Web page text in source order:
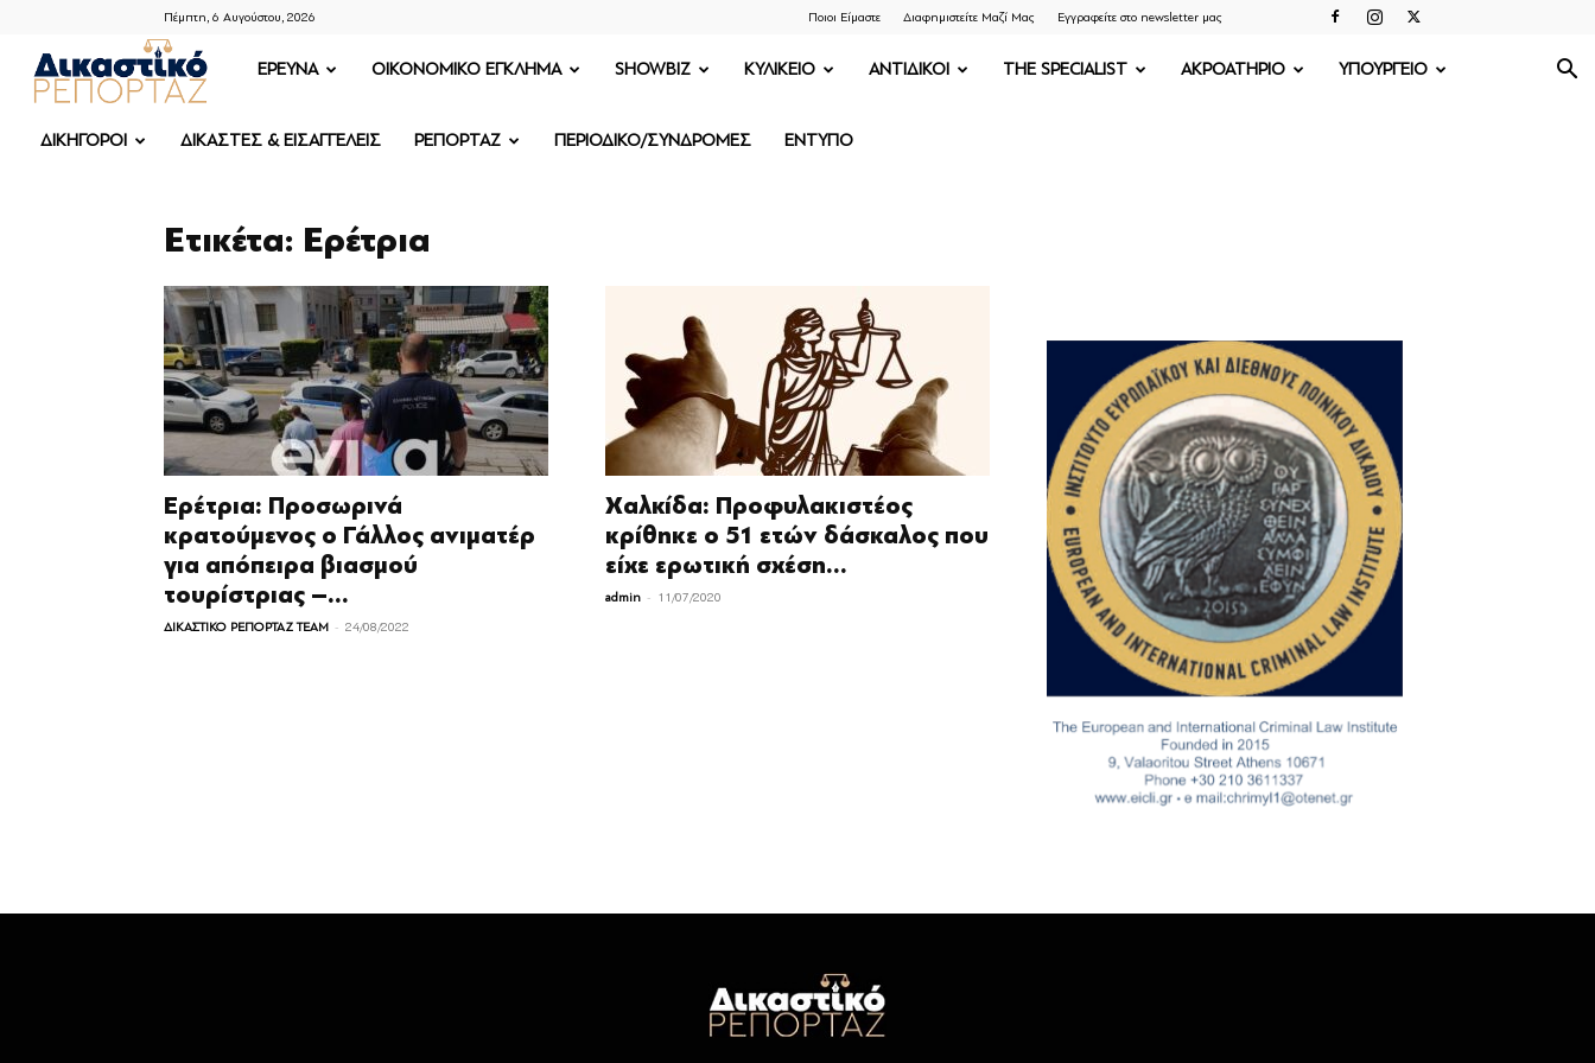
Πέμπτη, 6 Αυγούστου, 2026 Ποιοι Είμαστε Διαφημιστείτε Μαζί Μας Εγγραφείτε στο newsletter μας
ΔΙΚΑΣΤΙΚΟ
ΡΕΠΟΡΤΑΖ
ΕΡΕΥΝΑ OIKONOMIKO ΕΓΚΛΗΜΑ SHOWBIZ ΚΥΛΙΚΕΙΟ ΑΝΤΙΔΙΚΟΙ THE SPECIALIST ΑΚΡΟΑΤΗΡΙΟ ΥΠΟΥΡΓΕΙΟ
ΔΙΚΗΓΟΡΟΙ ΔΙΚΑΣΤΕΣ & ΕΙΣΑΓΓΕΛΕΙΣ ΡΕΠΟΡΤΑΖ ΠΕΡΙΟΔΙΚΟ/ΣΥΝΔΡΟΜΕΣ ΕΝΤΥΠΟ
Ετικέτα: Ερέτρια
Ερέτρια: Προσωρινά
κρατούμενος ο Γάλλος ανιματέρ
για απόπειρα βιασμού
τουρίστριας –...
ΔΙΚΑΣΤΙΚΟ ΡΕΠΟΡΤΑΖ TEAM - 24/08/2022
Χαλκίδα: Προφυλακιστέος
κρίθηκε ο 51 ετών δάσκαλος που
είχε ερωτική σχέση...
admin - 11/07/2020